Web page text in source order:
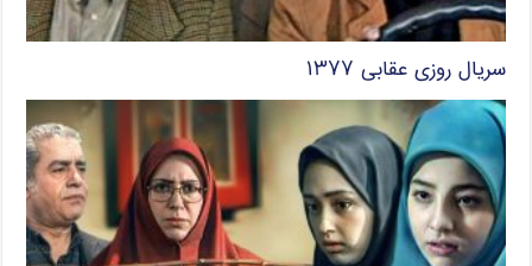
سریال روزی عقابی ۱۳۷۷